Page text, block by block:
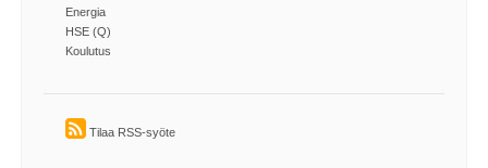
Energia
HSE (Q)
Koulutus
Tilaa RSS-syöte